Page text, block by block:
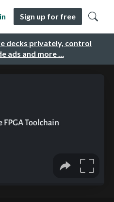
decks privately, control
ads and more …
Sign up for free